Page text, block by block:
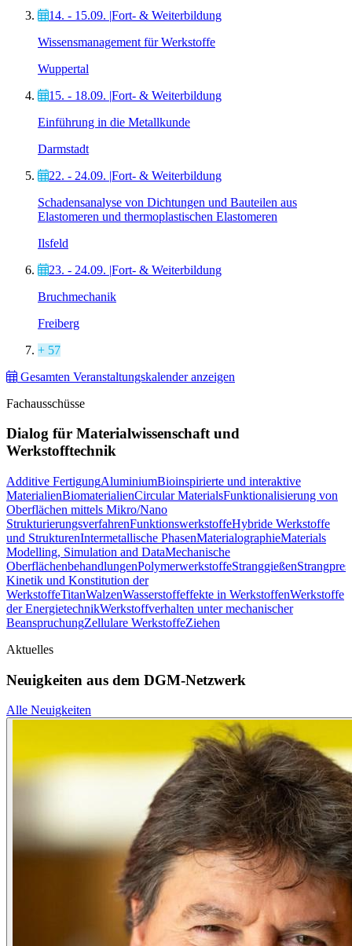
14. - 15.09. |Fort- & Weiterbildung
Wissensmanagement für Werkstoffe
Wuppertal
15. - 18.09. |Fort- & Weiterbildung
Einführung in die Metallkunde
Darmstadt
22. - 24.09. |Fort- & Weiterbildung
Schadensanalyse von Dichtungen und Bauteilen aus
Elastomeren und thermoplastischen Elastomeren
Ilsfeld
23. - 24.09. |Fort- & Weiterbildung
Bruchmechanik
Freiberg
+ 57
Gesamten Veranstaltungskalender anzeigen
Fachausschüsse
Dialog für Materialwissenschaft und
Werkstofftechnik
Additive FertigungAluminiumBioinspirierte und interaktive
MaterialienBiomaterialienCircular MaterialsFunktionalisierung von
Oberflächen mittels Mikro/Nano
StrukturierungsverfahrenFunktionswerkstoffeHybride Werkstoffe
und StrukturenIntermetallische PhasenMaterialographieMaterials
Modelling, Simulation and DataMechanische
OberflächenbehandlungenPolymerwerkstoffeStranggießen
Kinetik und Konstitution der
WerkstoffeTitanWalzenWasserstoffeffekte in WerkstoffenWerkstoffe
der EnergietechnikWerkstoffverhalten unter mechanischer
BeanspruchungZellulare WerkstoffeZiehen
Aktuelles
Neuigkeiten aus dem DGM-Netzwerk
Alle Neuigkeiten